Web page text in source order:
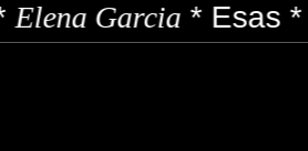
Elena Garcia*Esas*